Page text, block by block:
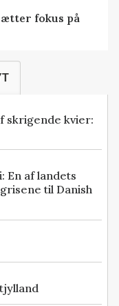
fokus på
skrigende kvier:
En af landets
til Danish